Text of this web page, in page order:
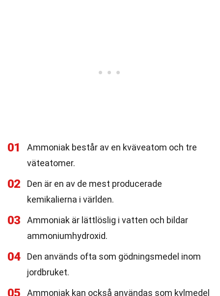
01
Ammoniak består av en kväveatom och tre
väteatomer.
02
Den är en av de mest producerade
kemikalierna i världen.
03
Ammoniak är lättlöslig i vatten och bildar
ammoniumhydroxid.
04
Den används ofta som gödningsmedel inom
jordbruket.
05
Ammoniak kan också användas som kylmedel